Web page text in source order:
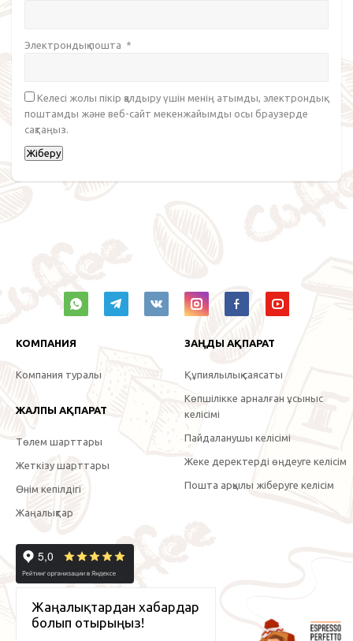
Электрондық пошта *
Келесі жолы пікір қалдыру үшін менің атымды, электрондық
поштамды және веб-сайт мекенжайымды осы браузерде
сақтаңыз.
КОМПАНИЯ
Компания туралы
ЖАЛПЫ АҚПАРАТ
Төлем шарттары
Жеткізу шарттары
Өнім кепілдігі
Жаңалықтар
ЗАҢДЫ АҚПАРАТ
Құпиялылық саясаты
Көпшілікке арналған ұсыныс
келісімі
Пайдаланушы келісімі
Жеке деректерді өңдеуге келісім
Пошта арқылы жіберуге келісім
Жаңалықтардан хабардар
болып отырыңыз!